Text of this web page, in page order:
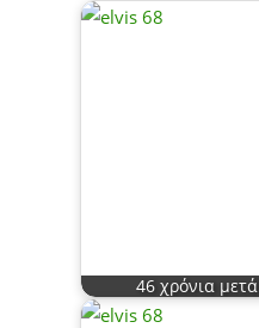
46 χρόνια